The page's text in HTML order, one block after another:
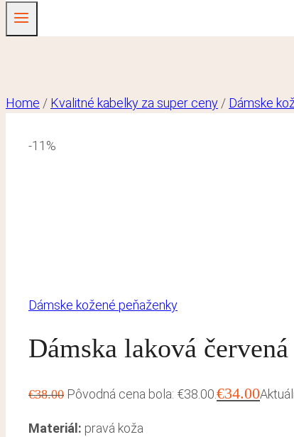
Home / Kvalitné kabelky za super ceny / Dámske
-11%
Dámske kožené peňaženky
Dámska laková
€38.00 Pôvodná cena bola: €38.00.€34.00
Materiál: pravá koža